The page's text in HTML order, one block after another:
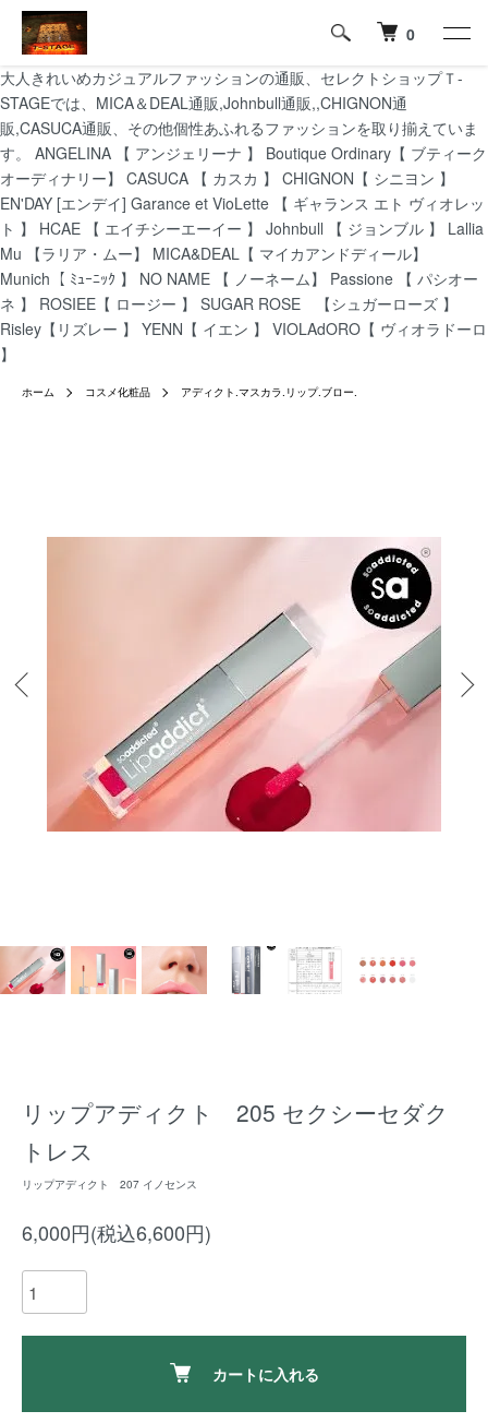
大人きれいめカジュアルファッションの通販、セレクトショップＴ-
STAGEでは、MICA＆DEAL通販,Johnbull通販,,CHIGNON通
販,CASUCA通販、その他個性あふれるファッションを取り揃えていま
す。 ANGELINA 【 アンジェリーナ 】 Boutique Ordinary【 ブティーク
オーディナリー】 CASUCA 【 カスカ 】 CHIGNON【 シニヨン 】
EN'DAY [エンデイ] Garance et VioLette 【 ギャランス エト ヴィオレッ
ト 】 HCAE 【 エイチシーエーイー 】 Johnbull 【 ジョンブル 】 Lallia
Mu 【ラリア・ムー】 MICA&DEAL【 マイカアンドディール】
Munich【 ﾐｭｰﾆｯｸ 】 NO NAME 【 ノーネーム】 Passione 【 パシオー
ネ 】 ROSIEE【 ロージー 】 SUGAR ROSE 【シュガーローズ 】
Risley【リズレー 】 YENN【 イエン 】 VIOLAdORO【 ヴィオラドーロ
】
0
ホーム コスメ化粧品 アディクト.マスカラ.リップ.ブロー.
リップアディクト 205 セクシーセダク
トレス
リップアディクト 207 イノセンス
6,000円(税込6,600円)
カートに入れる